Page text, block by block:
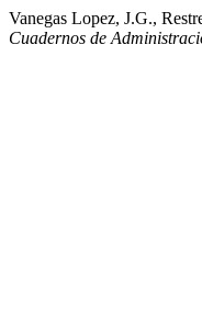
Vanegas Lopez, J.G.,
Cuadernos de